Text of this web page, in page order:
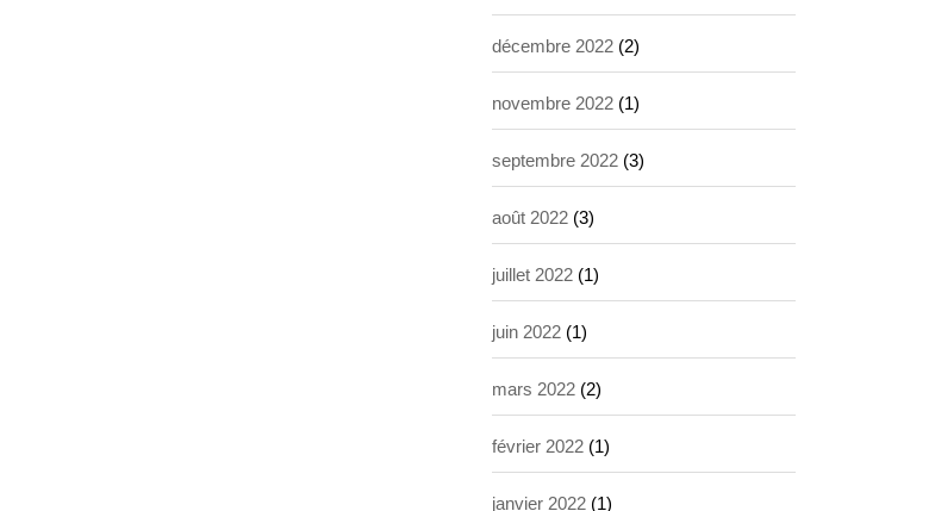
décembre 2022 (2)
novembre 2022 (1)
septembre 2022 (3)
août 2022 (3)
juillet 2022 (1)
juin 2022 (1)
mars 2022 (2)
février 2022 (1)
janvier 2022 (1)